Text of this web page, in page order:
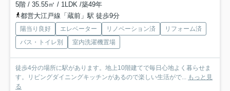
5階 / 35.55㎡ / 1LDK /築49年
都営大江戸線「蔵前」駅 徒歩9分
陽当り良好 エレベーター リノベーション済
リフォーム済
バス・トイレ別
室内洗濯機置場
徒歩4分の場所に駅があります。地上10階建てで毎日心地よく暮らせま
す。リビングダイニングキッチンがあるので楽しい生活がで... もっと見
る